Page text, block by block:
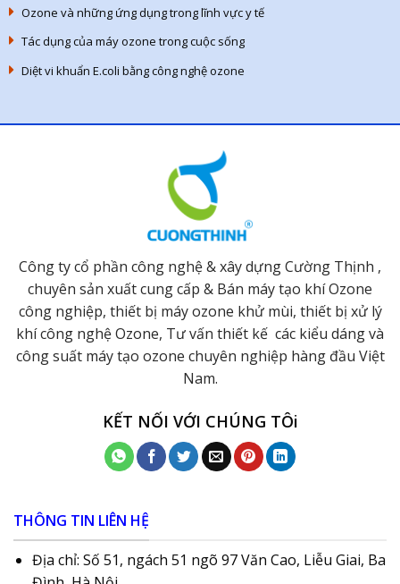
Ozone và những ứng dụng trong lĩnh vực y tế
Tác dụng của máy ozone trong cuộc sống
Diệt vi khuẩn E.coli bằng công nghệ ozone
Công ty cổ phần công nghệ & xây dựng Cường Thịnh ,
chuyên sản xuất cung cấp & Bán máy tạo khí Ozone
công nghiệp, thiết bị máy ozone khử mùi, thiết bị xử lý
khí công nghệ Ozone, Tư vấn thiết kế các kiểu dáng và
công suất máy tạo ozone chuyên nghiệp hàng đầu Việt
Nam.
KẾT NỐI VỚI CHÚNG TÔi
THÔNG TIN LIÊN HỆ
Địa chỉ: Số 51, ngách 51 ngõ 97 Văn Cao, Liễu Giai, Ba